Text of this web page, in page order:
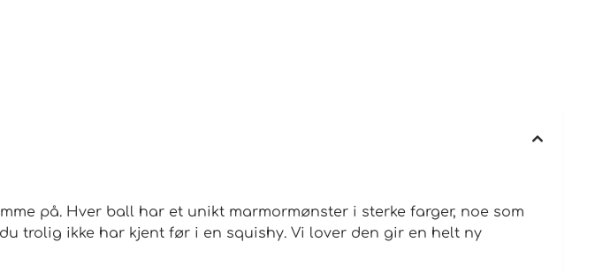
på. Hver ball har et unikt marmormønster i sterke farger, noe som
trolig ikke har kjent før i en squishy. Vi lover den gir en helt ny